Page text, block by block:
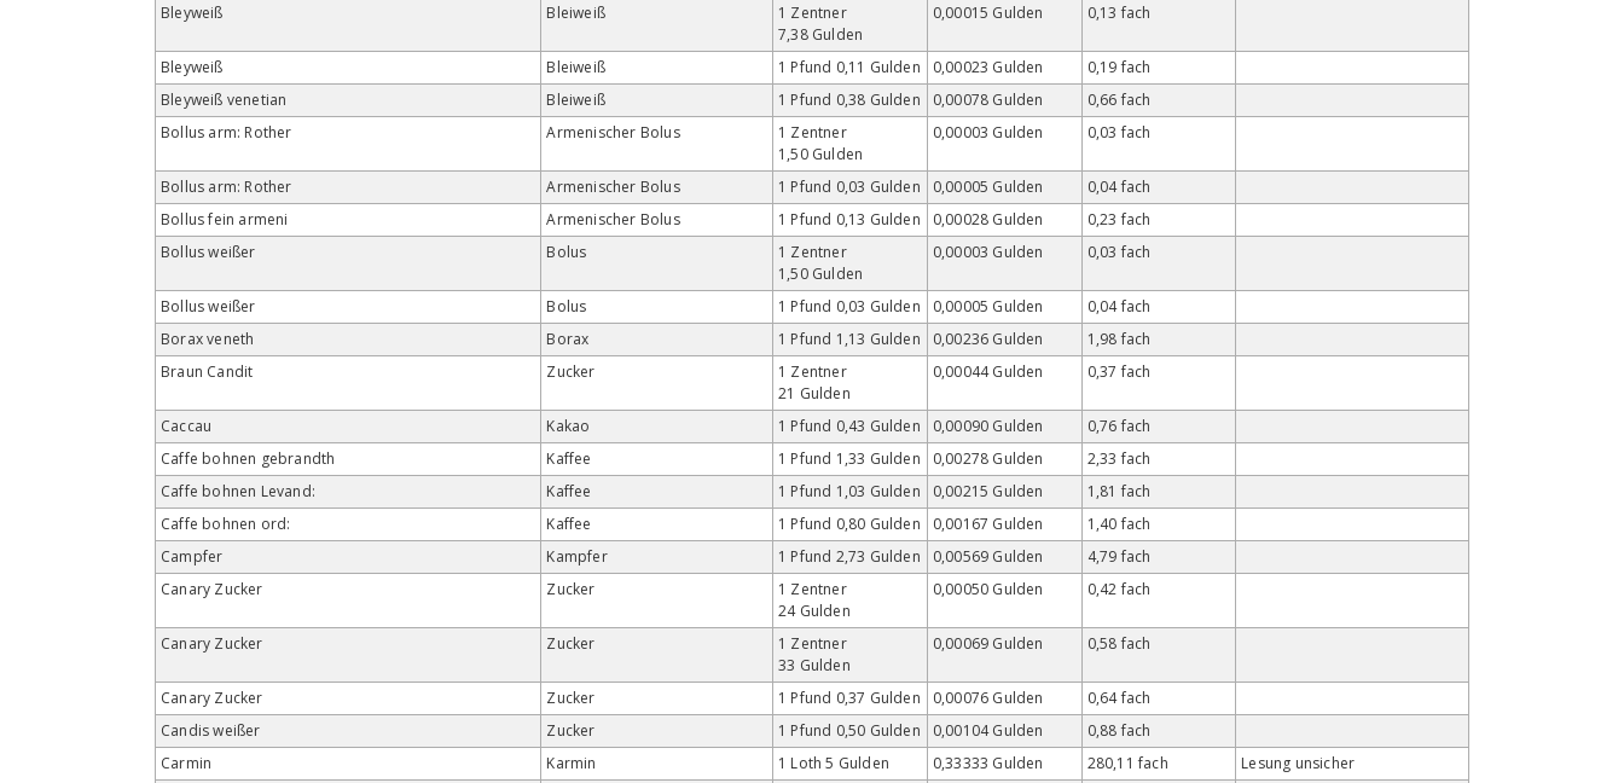
Bleyweiß
Bleiweiß
1 Zentner
7,38 Gulden
0,00015 Gulden 0,13 fach
Bleyweiß Bleiweiß 1 Pfund 0,11 Gulden 0,00023 Gulden
0,19 fach
Bleyweiß venetian
Bleiweiß 1 Pfund 0,38 Gulden 0,00078 Gulden
0,66 fach
Bollus arm: Rother
Armenischer Bolus
1 Zentner
1,50 Gulden
0,00003 Gulden 0,03 fach
Bollus arm: Rother Armenischer Bolus 1 Pfund 0,03 Gulden 0,00005 Gulden
0,04 fach
Bollus fein armeni
Armenischer Bolus 1 Pfund 0,13 Gulden 0,00028 Gulden
0,23 fach
Bollus weißer
Bolus
1 Zentner
1,50 Gulden
0,00003 Gulden 0,03 fach
Bollus weißer Bolus 1 Pfund 0,03 Gulden 0,00005 Gulden
0,04 fach
Borax veneth
Borax 1 Pfund 1,13 Gulden 0,00236 Gulden
1,98 fach
Braun Candit
Zucker
1 Zentner
21 Gulden
0,00044 Gulden 0,37 fach
Caccau Kakao 1 Pfund 0,43 Gulden 0,00090 Gulden
0,76 fach
Caffe bohnen gebrandth
Kaffee 1 Pfund 1,33 Gulden 0,00278 Gulden
2,33 fach
Caffe bohnen Levand:
Kaffee 1 Pfund 1,03 Gulden 0,00215 Gulden
1,81 fach
Caffe bohnen ord:
Kaffee 1 Pfund 0,80 Gulden 0,00167 Gulden
1,40 fach
Campfer
Kampfer 1 Pfund 2,73 Gulden 0,00569 Gulden
4,79 fach
Canary Zucker
Zucker
1 Zentner
24 Gulden
0,00050 Gulden 0,42 fach
Canary Zucker Zucker
1 Zentner
33 Gulden
0,00069 Gulden 0,58 fach
Canary Zucker Zucker 1 Pfund 0,37 Gulden 0,00076 Gulden
0,64 fach
Candis weißer
Zucker 1 Pfund 0,50 Gulden 0,00104 Gulden
0,88 fach
Carmin
Karmin 1 Loth 5 Gulden 0,33333 Gulden 280,11 fach
Lesung unsicher